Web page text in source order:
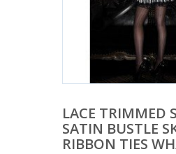
LACE TRIMMED
SATIN BUSTLE
RIBBON TIES